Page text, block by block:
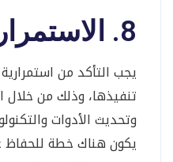
8. الاستمرارية
يجب التأكد من
تنفيذها، وذلك من خلال
وتحديث الأدوات
يكون هناك خطة للحفاظ